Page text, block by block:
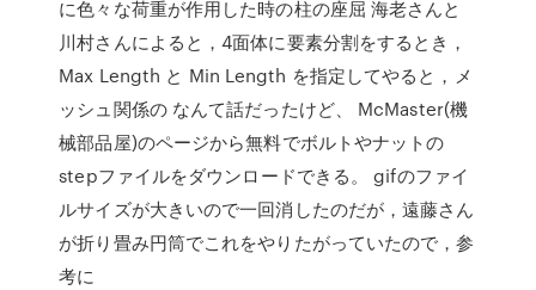
に色々な荷重が作用した時の柱の座屈 海老さんと
川村さんによると，4面体に要素分割をするとき，
Max Length と Min Length を指定してやると，メ
ッシュ関係の なんて話だったけど、 McMaster(機
械部品屋)のページから無料でボルトやナットの
stepファイルをダウンロードできる。 gifのファイ
ルサイズが大きいので一回消したのだが，遠藤さん
が折り畳み円筒でこれをやりたがっていたので，参
考に